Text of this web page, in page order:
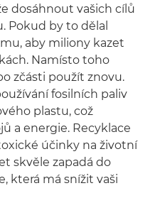
dosáhnout vašich cílů
Pokud by to dělal
aby miliony kazet
Namísto toho
zčásti použít znovu.
fosilních paliv
plastu, což
a energie. Recyklace
účinky na životní
skvěle zapadá do
která má snížit vaši